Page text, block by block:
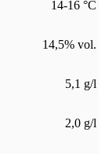
14-16 °C
14,5% vol.
5,1 g/l
2,0 g/l